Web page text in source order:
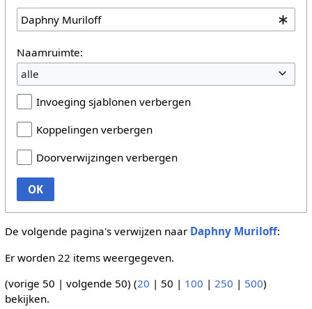
Naamruimte:
alle
Invoeging sjablonen verbergen
Koppelingen verbergen
Doorverwijzingen verbergen
OK
De volgende pagina's verwijzen naar Daphny Muriloff:
Er worden 22 items weergegeven.
(vorige 50 | volgende 50) (20 | 50 | 100 | 250 | 500)
bekijken.